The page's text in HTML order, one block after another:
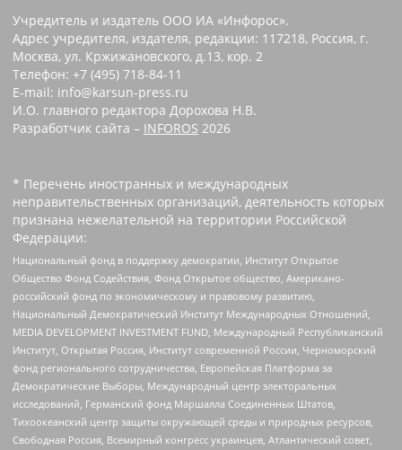
Учредитель и издатель ООО ИА «Инфорос».
Адрес учредителя, издателя, редакции: 117218, Россия, г.
Москва, ул. Кржижановского, д.13, кор. 2
Телефон: +7 (495) 718-84-11
E-mail: info@karsun-press.ru
И.О. главного редактора Дорохова Н.В.
Разработчик сайта – INFOROS 2026
* Перечень иностранных и международных
неправительственных организаций, деятельность которых
признана нежелательной на территории Российской
Федерации:
Национальный фонд в поддержку демократии, Институт Открытое
Общество Фонд Содействия, Фонд Открытое общество, Американо-
российский фонд по экономическому и правовому развитию,
Национальный Демократический Институт Международных Отношений,
MEDIA DEVELOPMENT INVESTMENT FUND, Международный Республиканский
Институт, Открытая Россия, Институт современной России, Черноморский
фонд регионального сотрудничества, Европейская Платформа за
Демократические Выборы, Международный центр электоральных
исследований, Германский фонд Маршалла Соединенных Штатов,
Тихоокеанский центр защиты окружающей среды и природных ресурсов,
Свободная Россия, Всемирный конгресс украинцев, Атлантический совет,